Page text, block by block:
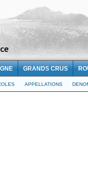
GRANDS CRUS
APPELLATIONS